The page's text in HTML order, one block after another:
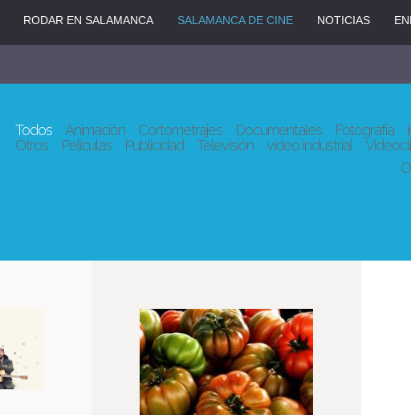
RODAR EN SALAMANCA SALAMANCA DE CINE NOTICIAS
Todos Animación Cortometrajes Documentales Fotografía
Otros
Películas Publicidad Televisión vídeo industrial